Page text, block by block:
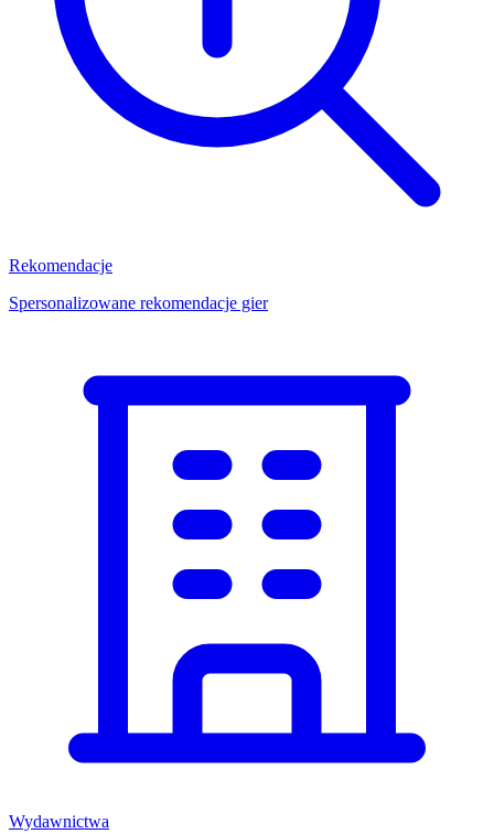
Rekomendacje
Spersonalizowane rekomendacje gier
Wydawnictwa